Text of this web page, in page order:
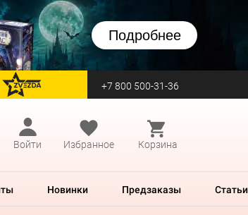
Подробнее
перейти на Zvezda +7 800 500-31-36
Войти
Избранное Корзина
Новинки Предзаказы Статьи